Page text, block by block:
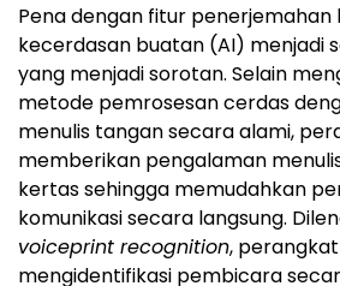
Pena dengan fitur penerjemahan
kecerdasan buatan (AI) menjadi
yang menjadi sorotan. Selain
metode pemrosesan cerdas
menulis tangan secara alami,
memberikan pengalaman
kertas sehingga memudahkan
komunikasi secara langsung.
voiceprint recognition,
mengidentifikasi pembicara